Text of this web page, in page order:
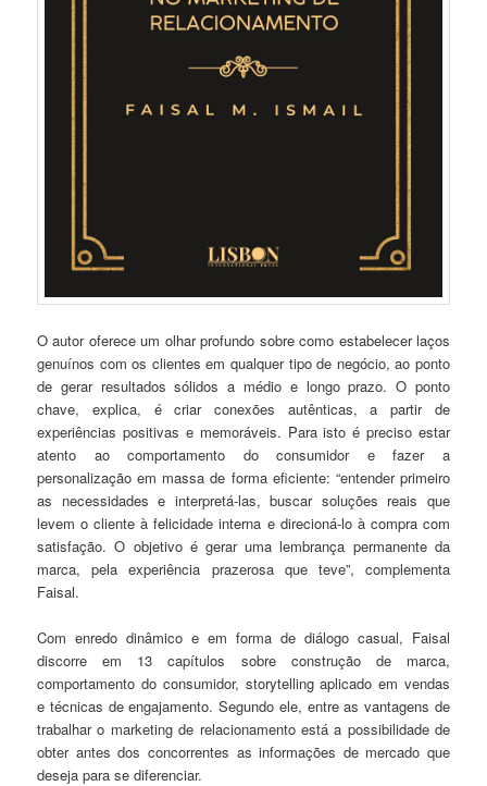
O autor oferece um olhar profundo sobre como estabelecer laços
genuínos com os clientes em qualquer tipo de negócio, ao ponto
de gerar resultados sólidos a médio e longo prazo. O ponto
chave, explica, é criar conexões autênticas, a partir de
experiências positivas e memoráveis. Para isto é preciso estar
atento ao comportamento do consumidor e fazer a
personalização em massa de forma eficiente: “entender primeiro
as necessidades e interpretá-las, buscar soluções reais que
levem o cliente à felicidade interna e direcioná-lo à compra com
satisfação. O objetivo é gerar uma lembrança permanente da
marca, pela experiência prazerosa que teve”, complementa
Faisal.
Com enredo dinâmico e em forma de diálogo casual, Faisal
discorre em 13 capítulos sobre construção de marca,
comportamento do consumidor, storytelling aplicado em vendas
e técnicas de engajamento. Segundo ele, entre as vantagens de
trabalhar o marketing de relacionamento está a possibilidade de
obter antes dos concorrentes as informações de mercado que
deseja para se diferenciar.